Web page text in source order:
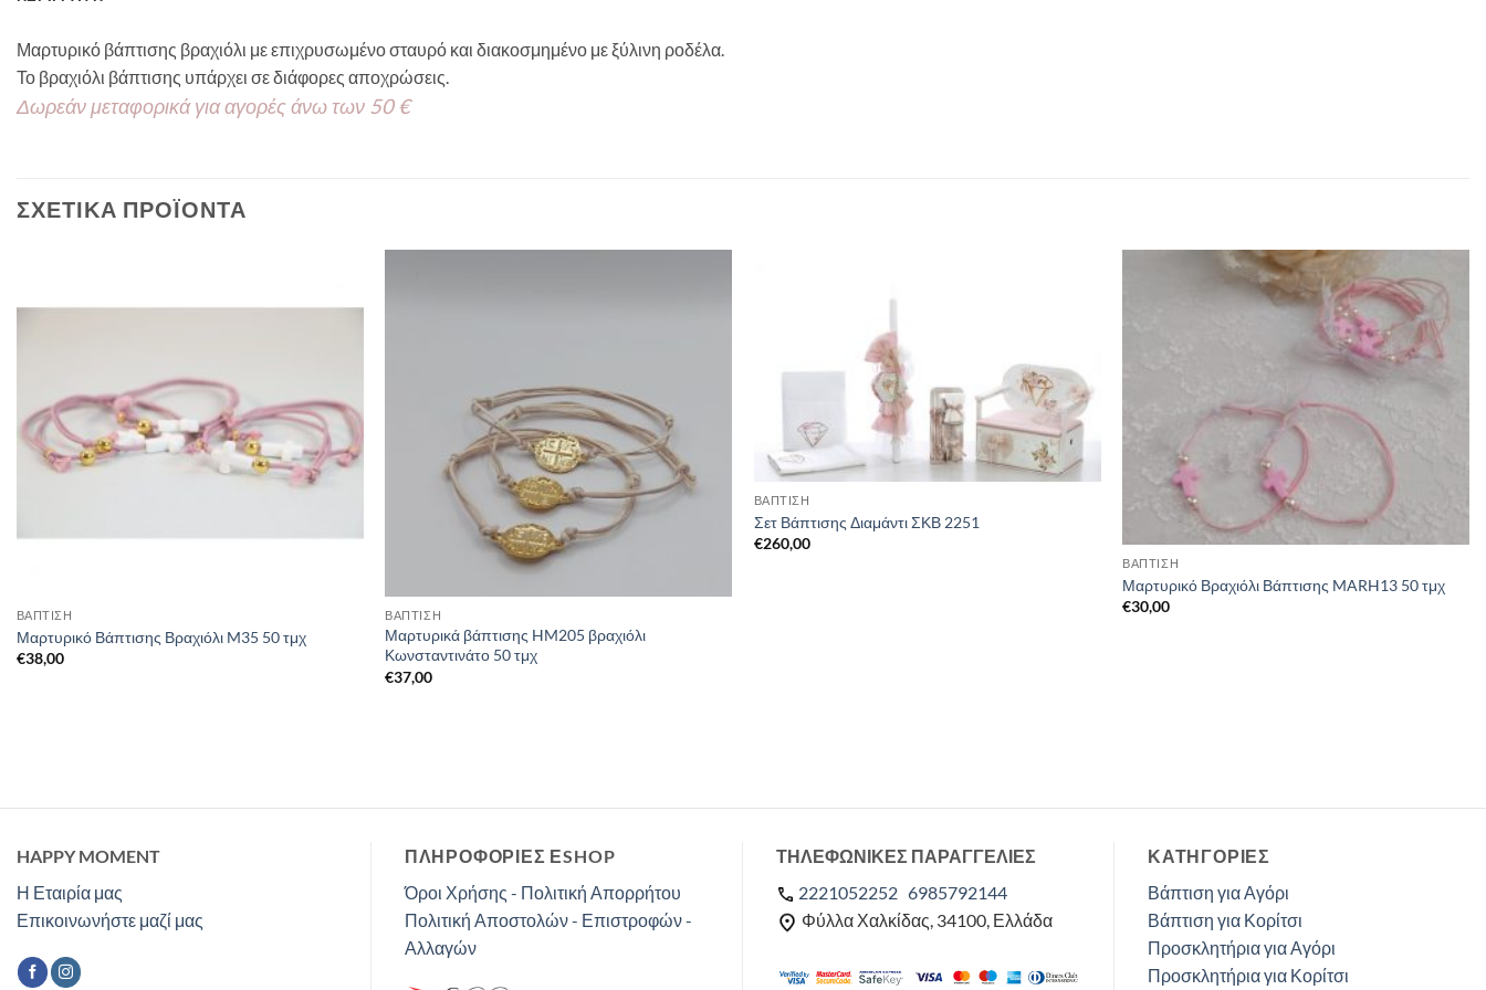
Μαρτυρικό βάπτισης βραχιόλι με επιχρυσωμένο σταυρό και διακοσμημένο με ξύλινη ροδέλα.
Το βραχιόλι βάπτισης υπάρχει σε διάφορες αποχρώσεις.
Δωρεάν μεταφορικά για αγορές άνω των 50 €
ΣΧΕΤΙΚΆ ΠΡΟΪΌΝΤΑ
ΒΑΠΤΙΣΗ
Μαρτυρικό Βάπτισης Βραχιόλι M35 50 τμχ
€38,00
ΒΑΠΤΙΣΗ
Μαρτυρικά βάπτισης HM205 βραχιόλι
Κωνσταντινάτο 50 τμχ
€37,00
ΒΑΠΤΙΣΗ
Σετ Βάπτισης Διαμάντι ΣΚΒ 2251
€260,00
ΒΑΠΤΙΣΗ
Μαρτυρικό Βραχιόλι Βάπτισης MARH13 50 τμχ
€30,00
HAPPY MOMENT
Η Εταιρία μας
Επικοινωνήστε μαζί μας
ΠΛΗΡΟΦΟΡΙΕΣ ΕSHOP
Όροι Χρήσης - Πολιτική Απορρήτου
Πολιτική Αποστολών - Επιστροφών -
Αλλαγών
ΤΗΛΕΦΩΝΙΚΕΣ ΠΑΡΑΓΓΕΛΙΕΣ
2221052252 6985792144
Φύλλα Χαλκίδας, 34100, Ελλάδα
ΚΑΤΗΓΟΡΊΕΣ
Βάπτιση για Αγόρι
Βάπτιση για Κορίτσι
Προσκλητήρια για Αγόρι
Προσκλητήρια για Κορίτσι